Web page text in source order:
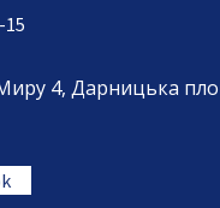
15
4, Дарницька